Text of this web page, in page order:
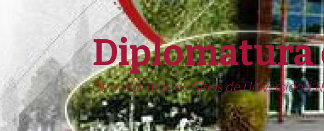
Diplomatura
Otro sitio más de Sitios de Universidad